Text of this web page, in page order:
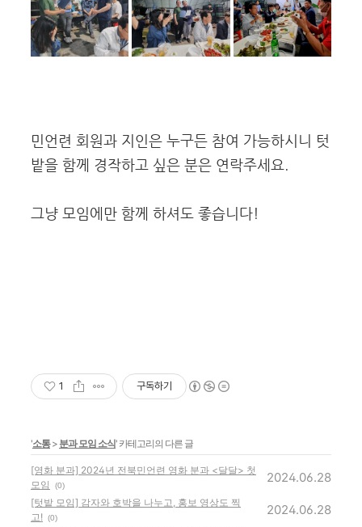
민언련 회원과 지인은 누구든 참여 가능하시니 텃
밭을 함께 경작하고 싶은 분은 연락주세요.
그냥 모임에만 함께 하셔도 좋습니다!
1 구독하기
'소통> 분과 모임 소식' 카테고리의 다른 글
[영화 분과] 2024년 전북민언련 영화 분과 <달달> 첫
모임
(0)
2024.06.28
[텃밭 모임] 감자와 호박을 나누고, 홍보 영상도 찍
고! (0)
2024.06.28